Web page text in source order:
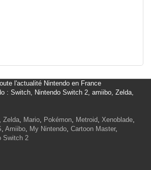
l'actualité Nintendo en France
: Switch, Nintendo Switch 2, amiibo, Zelda,
, Zelda, Mario, Pokémon, Metroid, Xenoblade,
, Amiibo, My Nintendo, Cartoon Master,
Switch 2